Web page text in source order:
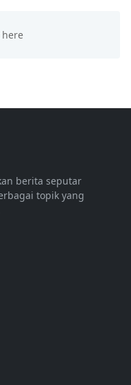
berita seputar
topik yang